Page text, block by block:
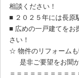
相談ください！
■ ２０２５年には長原
■ 広めの一戸建てをお
さい！
☆ 物件のリフォームも
是非ご要望をお聞か
＝＝＝＝＝＝＝＝＝